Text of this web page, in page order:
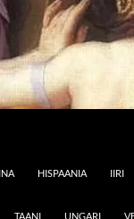
HISPAANIA IIRI
TAANI UNGARI